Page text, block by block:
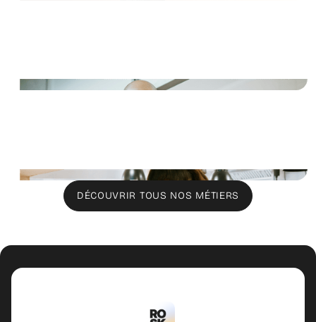
DÉCOUVRIR TOUS NOS MÉTIERS